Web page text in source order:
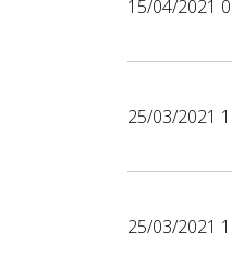
15/04/2021
25/03/2021
25/03/2021